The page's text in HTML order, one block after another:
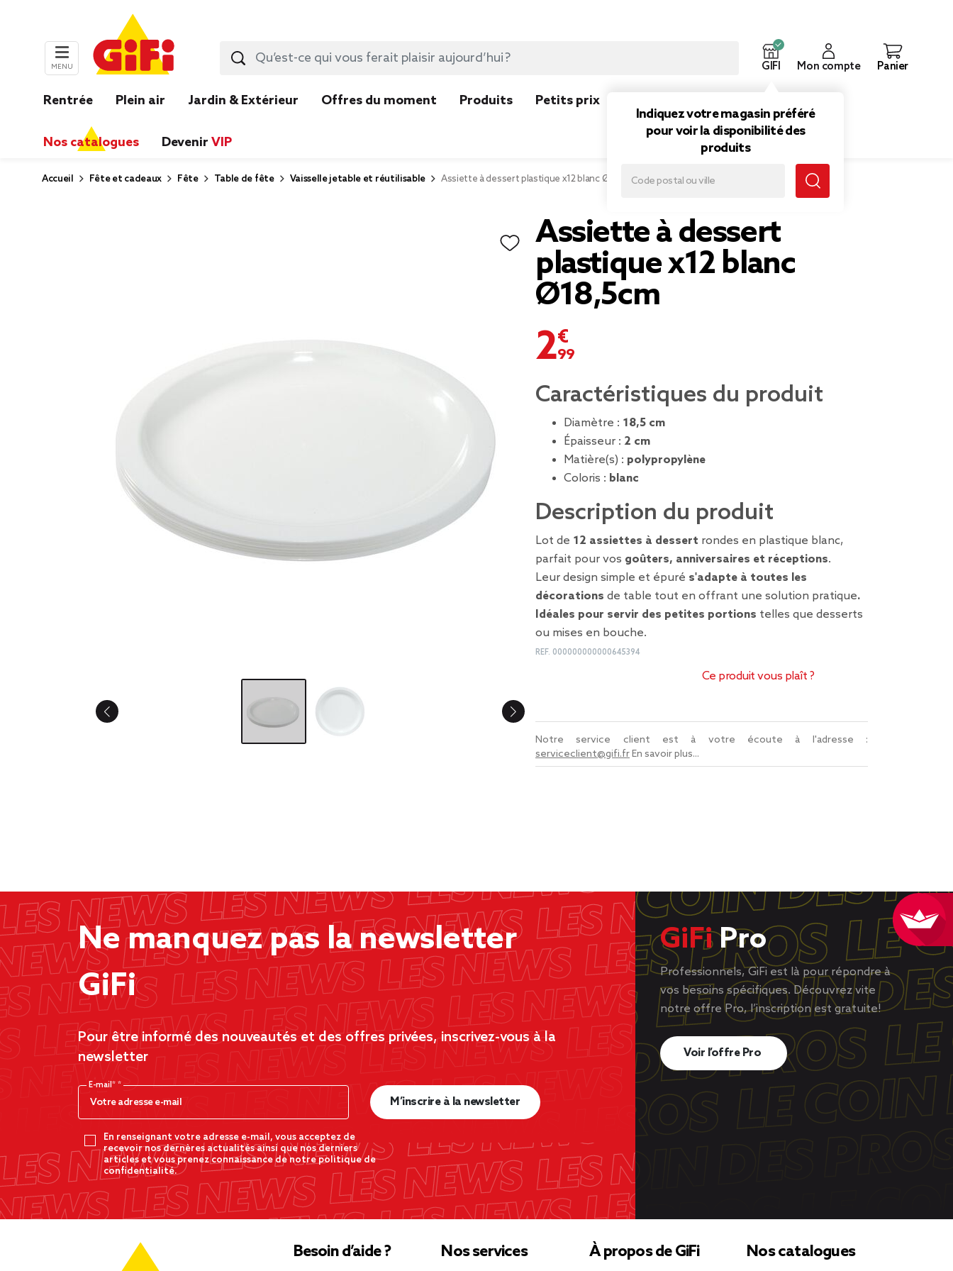
MENU GIFI
Indiquez votre magasin préféré
pour voir la disponibilité des
produits
Mon compte Panier
Rentrée Plein air Jardin & Extérieur Offres du moment Produits Petits prix
Nos catalogues Devenir VIP
Accueil Fête et cadeaux Fête Table de fête Vaisselle jetable et réutilisable Assiette à dessert plastique x12 blanc Ø18,5cm
Assiette à dessert
plastique x12 blanc
Ø18,5cm
2,99 €
Caractéristiques du produit
Diamètre : 18,5 cm
Épaisseur : 2 cm
Matière(s) : polypropylène
Coloris : blanc
Description du produit
Lot de 12 assiettes à dessert rondes en plastique blanc,
parfait pour vos goûters, anniversaires et réceptions.
Leur design simple et épuré s'adapte à toutes les
décorations de table tout en offrant une solution pratique.
Idéales pour servir des petites portions telles que desserts
ou mises en bouche.
REF. 000000000000645394
Ce produit vous plaît ?
Notre service client est à votre écoute à l'adresse :
serviceclient@gifi.frEn savoir plus...
Ne manquez pas la newsletter
GiFi
Pour être informé des nouveautés et des offres privées, inscrivez-vous à la
newsletter
E-mail*
En renseignant votre adresse e-mail, vous acceptez de
recevoir nos dernères actualités ainsi que nos derniers
articles et vous prenez connaissance de notre politique de
confidentialité.
M’inscrire à la newsletter
GiFiPro
Professionnels, GiFi est là pour répondre à
vos besoins spécifiques. Découvrez vite
notre offre Pro, l’inscription est gratuite!
Voir l’offre Pro
Besoin d’aide ? Nos services À propos de GiFi Nos catalogues